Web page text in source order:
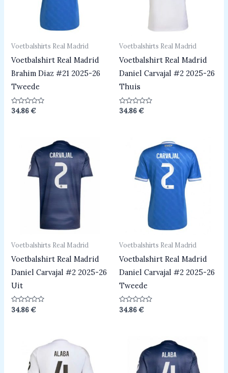
Voetbalshirts Real Madrid
Voetbalshirt Real Madrid
Brahim Diaz #21 2025-26
Tweede
Beoordeeld
34.86€
Voetbalshirts Real Madrid
Voetbalshirt Real Madrid
Daniel Carvajal #2 2025-26
Thuis
Beoordeeld
34.86€
Voetbalshirts Real Madrid
Voetbalshirt Real Madrid
Daniel Carvajal #2 2025-26
Uit
Beoordeeld
0
34.86€
Voetbalshirts Real Madrid
Voetbalshirt Real Madrid
Daniel Carvajal #2 2025-26
Tweede
Beoordeeld
0
34.86€